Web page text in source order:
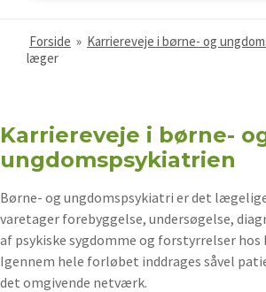
Forside » Karriereveje i børne- og
læger
Karriereveje i børne-
ungdomspsykiatrien
Børne- og ungdomspsykiatri er det
varetager forebyggelse, undersøgelse,
af psykiske sygdomme og forstyrrelser hos
Igennem hele forløbet inddrages såvel
det omgivende netværk.